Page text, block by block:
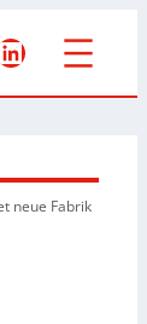
neue Fabrik